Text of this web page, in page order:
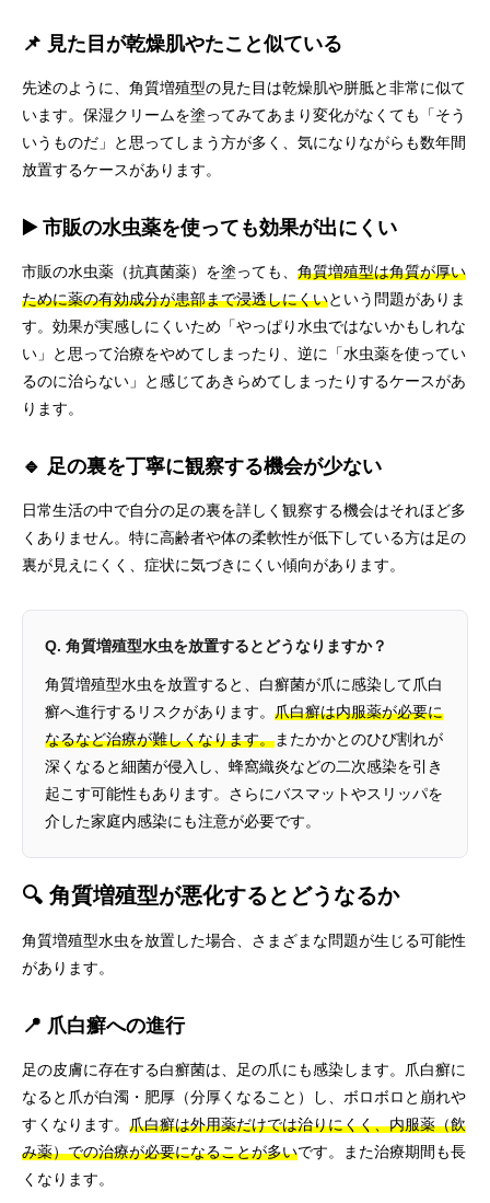
📌 見た目が乾燥肌やたこと似ている
先述のように、角質増殖型の見た目は乾燥肌や胼胝と非常に似て
います。保湿クリームを塗ってみてあまり変化がなくても「そう
いうものだ」と思ってしまう方が多く、気になりながらも数年間
放置するケースがあります。
▶️ 市販の水虫薬を使っても効果が出にくい
市販の水虫薬（抗真菌薬）を塗っても、 角質増殖型は角質が厚い
ために薬の有効成分が患部まで浸透しにくいという問題がありま
す。効果が実感しにくいため「やっぱり水虫ではないかもしれな
い」と思って治療をやめてしまったり、逆に「水虫薬を使ってい
るのに治らない」と感じてあきらめてしまったりするケースがあ
ります。
🔹 足の裏を丁寧に観察する機会が少ない
日常生活の中で自分の足の裏を詳しく観察する機会はそれほど多
くありません。特に高齢者や体の柔軟性が低下している方は足の
裏が見えにくく、症状に気づきにくい傾向があります。
Q. 角質増殖型水虫を放置するとどうなりますか？
角質増殖型水虫を放置すると、白癬菌が爪に感染して爪白
癬へ進行するリスクがあります。 爪白癬は内服薬が必要に
なるなど治療が難しくなります。またかかとのひび割れが
深くなると細菌が侵入し、蜂窩織炎などの二次感染を引き
起こす可能性もあります。さらにバスマットやスリッパを
介した家庭内感染にも注意が必要です。
🔍 角質増殖型が悪化するとどうなるか
角質増殖型水虫を放置した場合、さまざまな問題が生じる可能性
があります。
📍 爪白癬への進行
足の皮膚に存在する白癬菌は、足の爪にも感染します。爪白癬に
なると爪が白濁・肥厚（分厚くなること）し、ボロボロと崩れや
すくなります。 爪白癬は外用薬だけでは治りにくく、内服薬（飲
み薬）での治療が必要になることが多いです。また治療期間も長
くなります。